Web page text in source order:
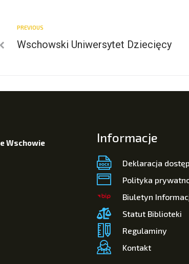
PREVIOUS
Wschowski Uniwersytet Dziecięcy
Wschowie Informacje
Deklaracja
Polityka
Biuletyn
Statut Biblioteki
Regulaminy
Kontakt